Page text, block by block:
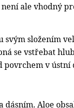
ale vhodný
složením
se vstřebat
povrchem v ústní
Aloe